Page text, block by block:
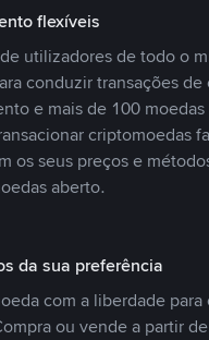
flexíveis
utilizadores de todo o
conduzir transações
e mais de 100
criptomoedas
os seus preços e
aberto.
da sua preferência
com a liberdade
ou vende a partir